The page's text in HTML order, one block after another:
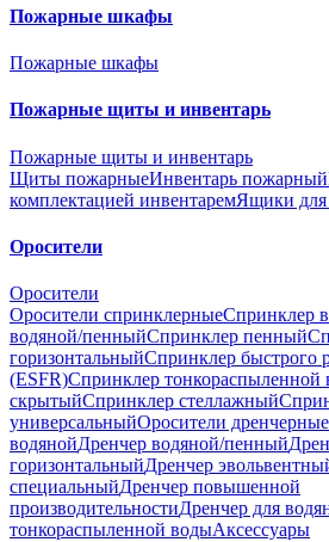
Пожарные шкафы
Пожарные шкафы
Пожарные щиты и инвентарь
Пожарные щиты и инвентарь
Щиты пожарныеИнвентарь пожарный
комплектацией инвентаремЯщики для
Оросители
Оросители
Оросители спринклерныеСпринклер
водяной/пенныйСпринклер пенный
горизонтальныйСпринклер быстрого
(ESFR)Спринклер тонкораспыленной
скрытыйСпринклер стеллажный
универсальныйОросители дренчерные
водянойДренчер водяной/пенный
горизонтальныйДренчер
специальныйДренчер повышенной
производительностиДренчер для
тонкораспыленной водыАксессуары